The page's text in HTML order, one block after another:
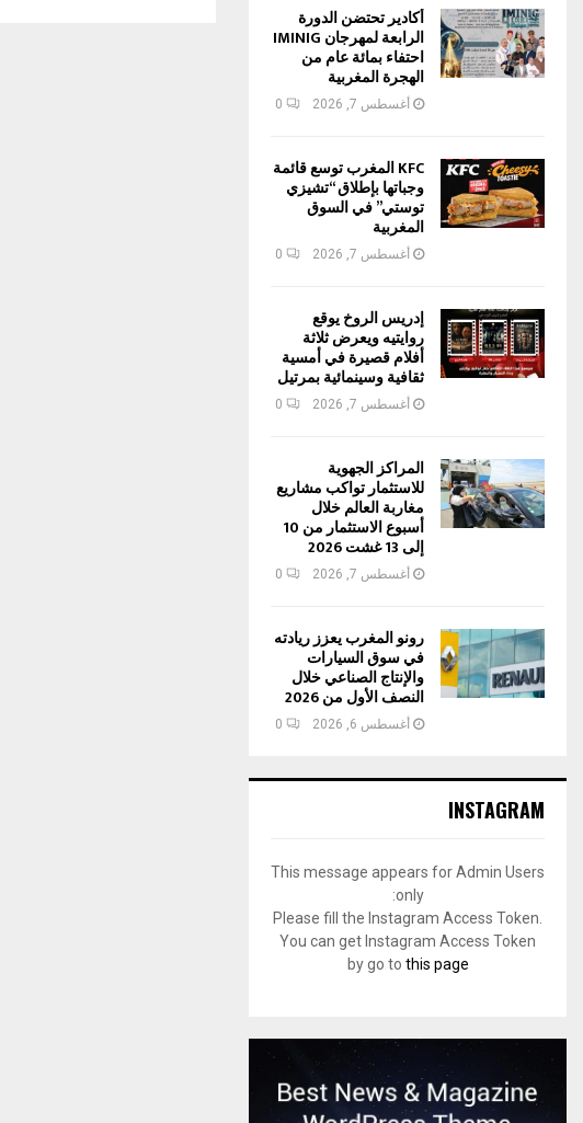
أكادير تحتضن الدورة
الرابعة لمهرجان IMINIG
احتفاء بمائة عام من
الهجرة المغربية
أغسطس 7, 2026 0
KFC المغرب توسع قائمة
وجباتها بإطلاق “تشيزي
توستي” في السوق
المغربية
أغسطس 7, 2026 0
إدريس الروخ يوقع
روايتيه ويعرض ثلاثة
أفلام قصيرة في أمسية
ثقافية وسينمائية بمرتيل
أغسطس 7, 2026 0
المراكز الجهوية
للاستثمار تواكب مشاريع
مغاربة العالم خلال
أسبوع الاستثمار من 10
إلى 13 غشت 2026
أغسطس 7, 2026 0
رونو المغرب يعزز ريادته
في سوق السيارات
والإنتاج الصناعي خلال
النصف الأول من 2026
أغسطس 6, 2026 0
INSTAGRAM
This message appears for Admin Users
only:
Please fill the Instagram Access Token.
You can get Instagram Access Token
by go to this page